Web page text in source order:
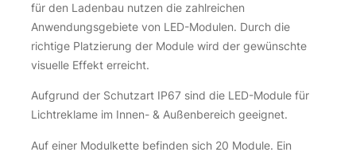
für den Ladenbau nutzen die zahlreichen
Anwendungsgebiete von LED-Modulen. Durch die
richtige Platzierung der Module wird der gewünschte
visuelle Effekt erreicht.
Aufgrund der Schutzart IP67 sind die LED-Module für
Lichtreklame im Innen- & Außenbereich geeignet.
Auf einer Modulkette befinden sich 20 Module. Ein